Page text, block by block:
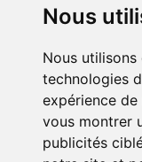
Nous
Nous
technologies
expérience
vous montrer
publicités
mit direkten
UNTERNEHMEN
IHR KONTO